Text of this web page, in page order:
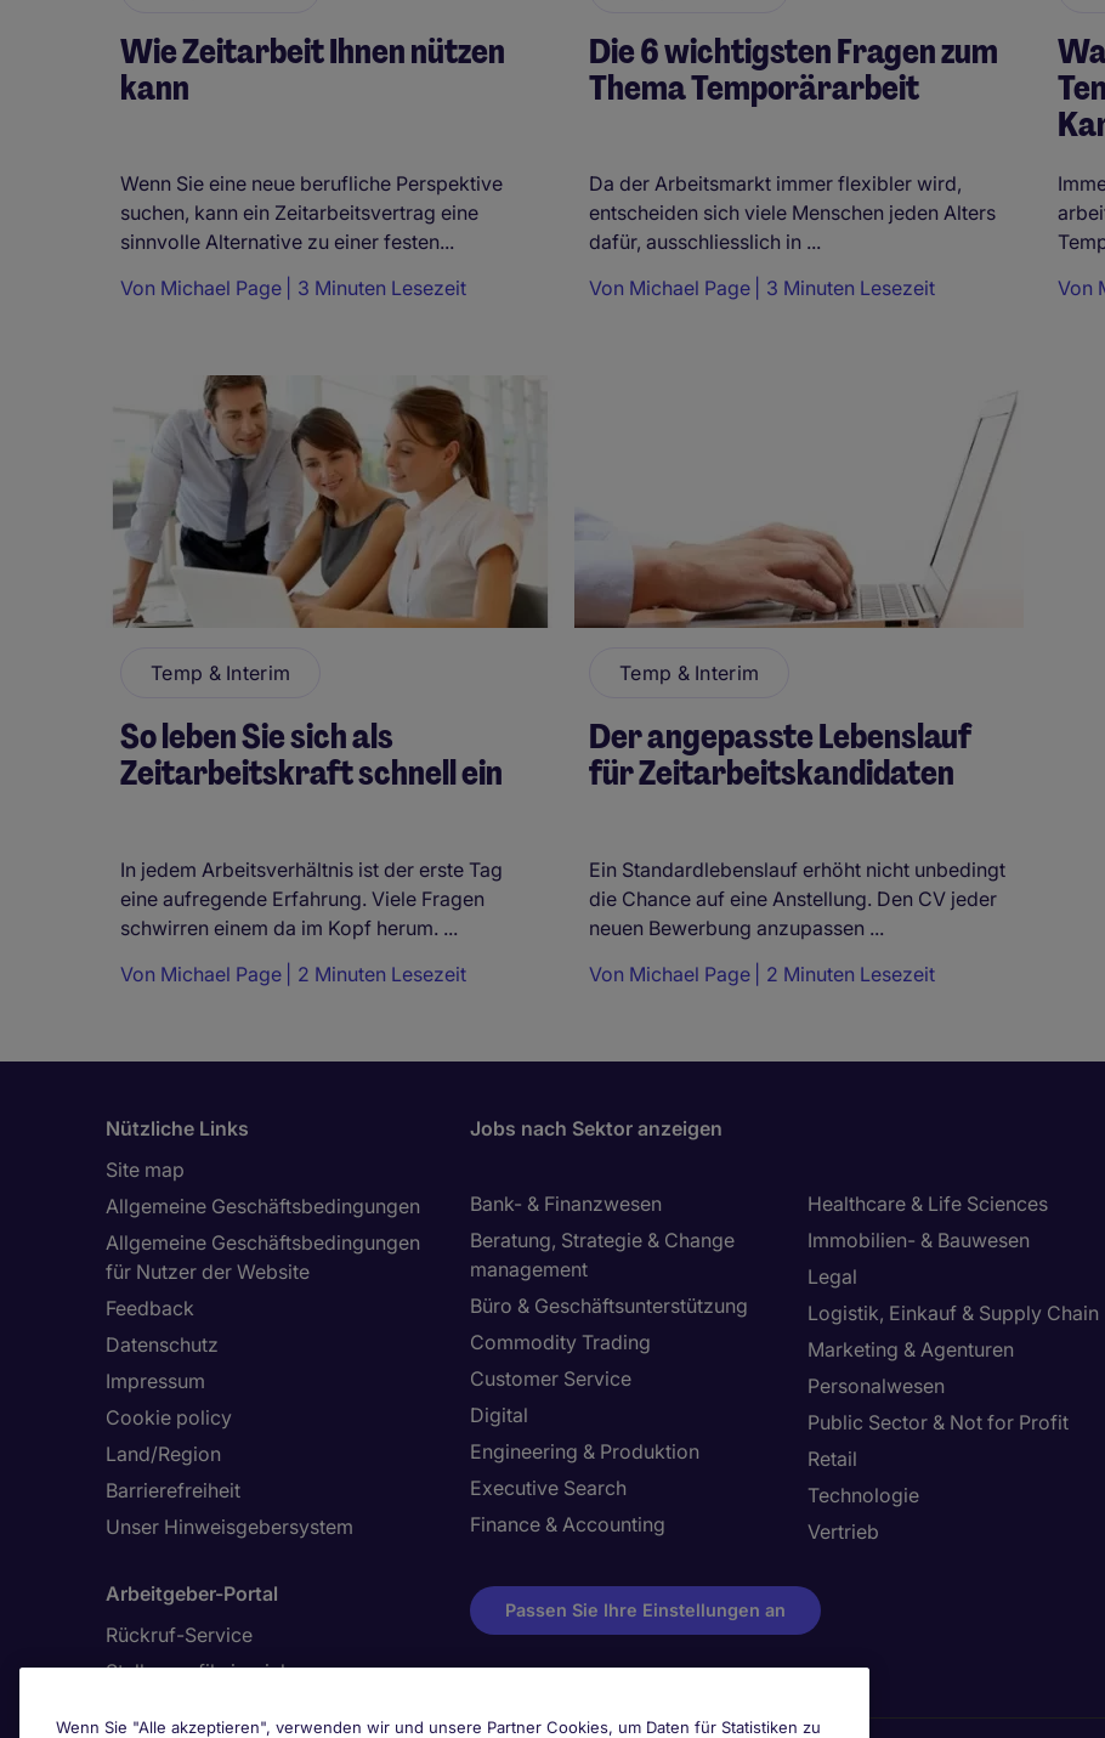
Wie Zeitarbeit Ihnen nützen
kann
Wenn Sie eine neue berufliche Perspektive
suchen, kann ein Zeitarbeitsvertrag eine
sinnvolle Alternative zu einer festen...
Von Michael Page 3 Minuten Lesezeit
Die 6 wichtigsten Fragen zum
Thema Temporärarbeit
Da der Arbeitsmarkt immer flexibler wird,
entscheiden sich viele Menschen jeden Alters
dafür, ausschliesslich in ...
Von Michael Page 3 Minuten Lesezeit Von
Temp & Interim
So leben Sie sich als
Zeitarbeitskraft schnell ein
In jedem Arbeitsverhältnis ist der erste Tag
eine aufregende Erfahrung. Viele Fragen
schwirren einem da im Kopf herum. ...
Von Michael Page 2 Minuten Lesezeit
Temp & Interim
Der angepasste Lebenslauf
für Zeitarbeitskandidaten
Ein Standardlebenslauf erhöht nicht unbedingt
die Chance auf eine Anstellung. Den CV jeder
neuen Bewerbung anzupassen ...
Von Michael Page 2 Minuten Lesezeit
Nützliche Links
Site map
Allgemeine Geschäftsbedingungen
Allgemeine Geschäftsbedingungen
für Nutzer der Website
Feedback
Datenschutz
Impressum
Cookie policy
Land/Region
Barrierefreiheit
Unser Hinweisgebersystem
Arbeitgeber-Portal
Rückruf-Service
Stellenprofil einreichen
Jobs nach Sektor anzeigen
Bank- & Finanzwesen
Beratung, Strategie & Change
management
Büro & Geschäftsunterstützung
Commodity Trading
Customer Service
Digital
Engineering & Produktion
Executive Search
Finance & Accounting
Healthcare & Life Sciences
Immobilien- & Bauwesen
Legal
Logistik, Einkauf & Supply Chain
Marketing & Agenturen
Personalwesen
Public Sector & Not for Profit
Retail
Technologie
Vertrieb
Passen Sie Ihre Einstellungen an
Wenn Sie "Alle akzeptieren", verwenden wir und unsere Partner Cookies, um Daten für Statistiken zu